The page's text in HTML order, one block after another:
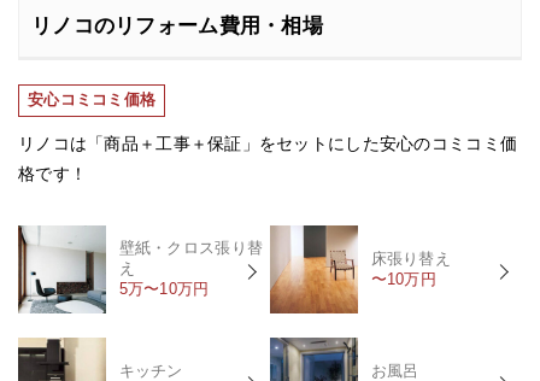
リノコのリフォーム費用・相場
安心コミコミ価格
リノコは「商品＋工事＋保証」をセットにした安心のコミコミ価
格です！
壁紙・クロス張り替
え
5万〜10万円
床張り替え
〜10万円
キッチン
お風呂